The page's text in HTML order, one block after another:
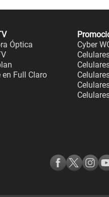
Óptica
en Full Claro
Cyber